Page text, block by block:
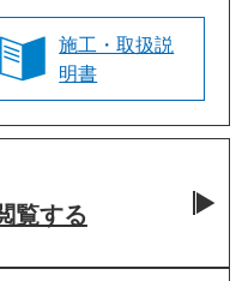
施工・取扱説
明書
覧する